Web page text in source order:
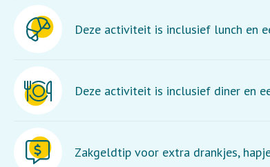
Deze activiteit is inclusief lunch en
Deze activiteit is inclusief diner en
Zakgeldtip voor extra drankjes,